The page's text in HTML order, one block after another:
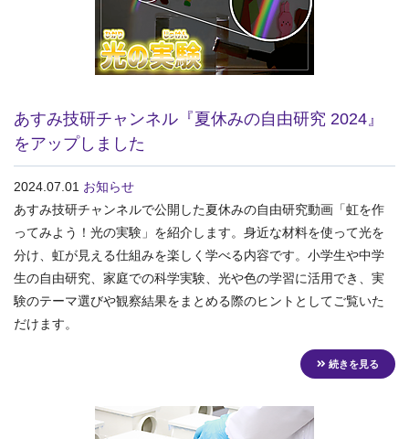
あすみ技研チャンネル『夏休みの自由研究 2024』
をアップしました
2024.07.01 お知らせ
あすみ技研チャンネルで公開した夏休みの自由研究動画「虹を作
ってみよう！光の実験」を紹介します。身近な材料を使って光を
分け、虹が見える仕組みを楽しく学べる内容です。小学生や中学
生の自由研究、家庭での科学実験、光や色の学習に活用でき、実
験のテーマ選びや観察結果をまとめる際のヒントとしてご覧いた
だけます。
続きを見る